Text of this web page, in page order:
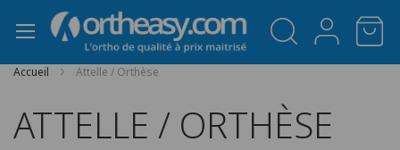
Accueil Attelle / Orthèse
ATTELLE / ORTHÈSE
Panneau de gestion des cookies